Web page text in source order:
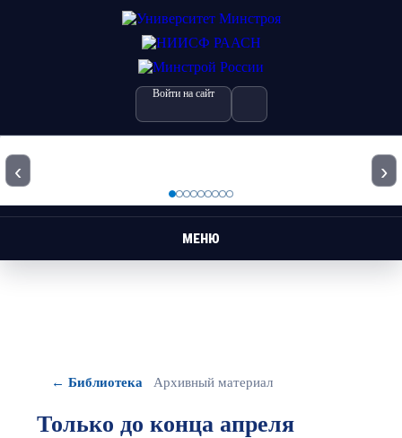
Войти на сайт
‹ ›
МЕНЮ
← Библиотека Архивный материал
Только до конца апреля